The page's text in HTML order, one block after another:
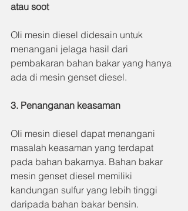
atau soot
Oli mesin diesel didesain untuk
menangani jelaga hasil dari
pembakaran bahan bakar yang hanya
ada di mesin genset diesel.
3. Penanganan keasaman
Oli mesin diesel dapat menangani
masalah keasaman yang terdapat
pada bahan bakarnya. Bahan bakar
mesin genset diesel memiliki
kandungan sulfur yang lebih tinggi
daripada bahan bakar bensin.